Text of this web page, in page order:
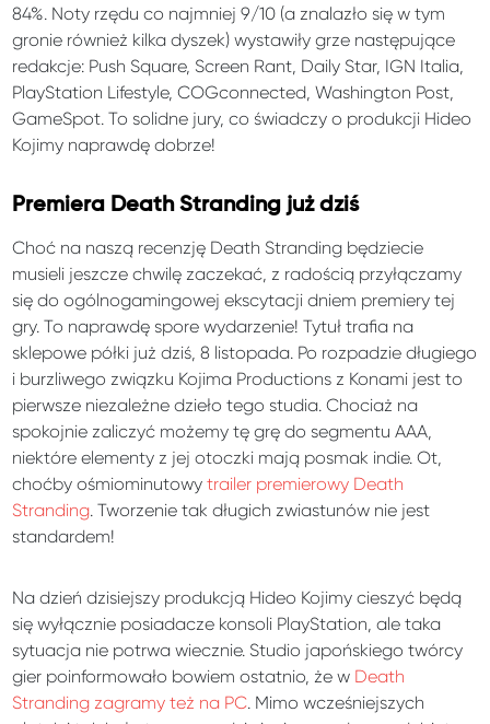
84%. Noty rzędu co najmniej 9/10 (a znalazło się w tym
gronie również kilka dyszek) wystawiły grze następujące
redakcje: Push Square, Screen Rant, Daily Star, IGN Italia,
PlayStation Lifestyle, COGconnected, Washington Post,
GameSpot. To solidne jury, co świadczy o produkcji Hideo
Kojimy naprawdę dobrze!
Premiera Death Stranding już dziś
Choć na naszą recenzję Death Stranding będziecie
musieli jeszcze chwilę zaczekać, z radością przyłączamy
się do ogólnogamingowej ekscytacji dniem premiery tej
gry. To naprawdę spore wydarzenie! Tytuł trafia na
sklepowe półki już dziś, 8 listopada. Po rozpadzie długiego
i burzliwego związku Kojima Productions z Konami jest to
pierwsze niezależne dzieło tego studia. Chociaż na
spokojnie zaliczyć możemy tę grę do segmentu AAA,
niektóre elementy z jej otoczki mają posmak indie. Ot,
choćby ośmiominutowytrailer premierowy Death
Stranding. Tworzenie tak długich zwiastunów nie jest
standardem!
Na dzień dzisiejszy produkcją Hideo Kojimy cieszyć będą
się wyłącznie posiadacze konsoli PlayStation, ale taka
sytuacja nie potrwa wiecznie. Studio japońskiego twórcy
gier poinformowało bowiem ostatnio, że w Death
Stranding zagramy też na PC. Mimo wcześniejszych